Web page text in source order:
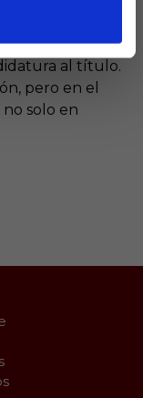
de convertir
victoria que
al título.
pero en el
solo en